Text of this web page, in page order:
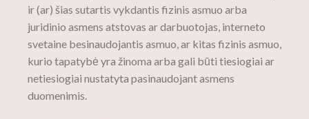
ir (ar) šias sutartis vykdantis fizinis asmuo arba
juridinio asmens atstovas ar darbuotojas, interneto
svetaine besinaudojantis asmuo, ar kitas fizinis asmuo,
kurio tapatybė yra žinoma arba gali būti tiesiogiai ar
netiesiogiai nustatyta pasinaudojant asmens
duomenimis.